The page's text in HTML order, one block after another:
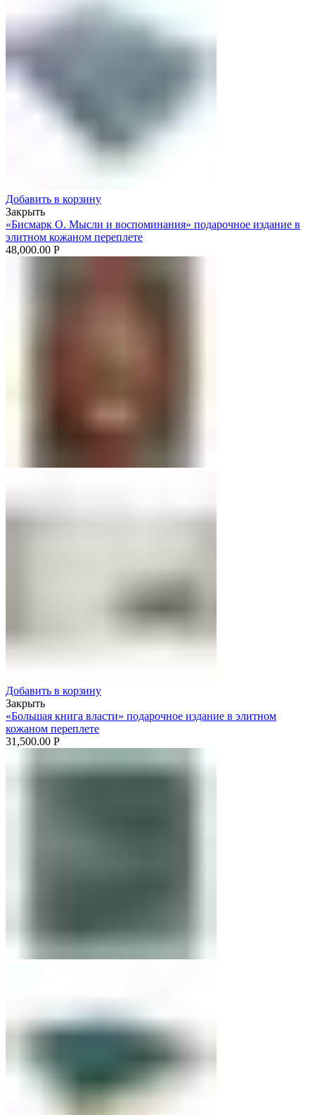
Добавить в корзину
Закрыть
«Бисмарк О. Мысли и воспоминания» подарочное издание в
элитном кожаном переплете
48,000.00 Р
Добавить в корзину
Закрыть
«Большая книга власти» подарочное издание в элитном
кожаном переплете
31,500.00 Р